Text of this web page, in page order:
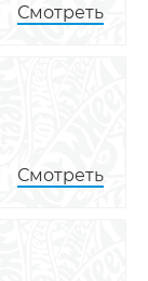
Смотреть
Смотреть